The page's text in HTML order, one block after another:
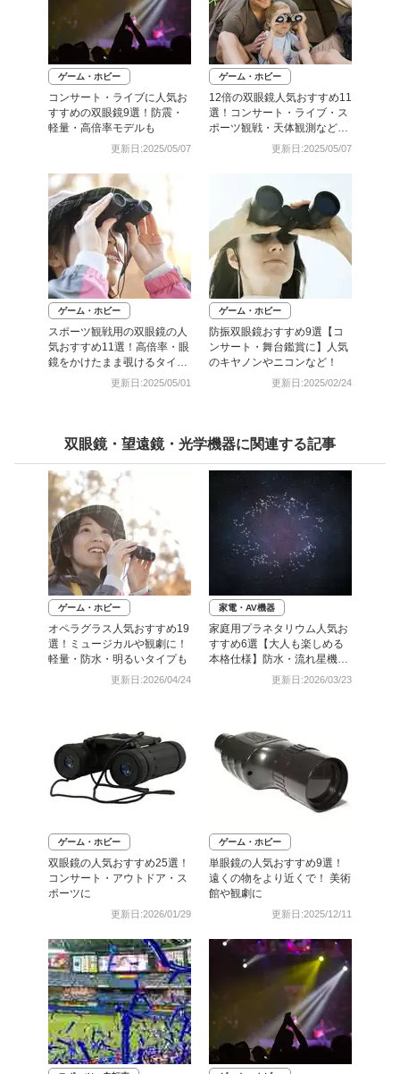
ゲーム・ホビー
コンサート・ライブに人気お
すすめの双眼鏡9選！防震・
軽量・高倍率モデルも
更新日:2025/05/07
ゲーム・ホビー
12倍の双眼鏡人気おすすめ11
選！コンサート・ライブ・ス
ポーツ観戦・天体観測などに
更新日:2025/05/07
ゲーム・ホビー
スポーツ観戦用の双眼鏡の人
気おすすめ11選！高倍率・眼
鏡をかけたまま覗けるタイプ
更新日:2025/05/01
ゲーム・ホビー
防振双眼鏡おすすめ9選【コ
ンサート・舞台鑑賞に】人気
のキヤノンやニコンなど！
更新日:2025/02/24
双眼鏡・望遠鏡・光学機器に関連する記事
ゲーム・ホビー
オペラグラス人気おすすめ19
選！ミュージカルや観劇に！
軽量・防水・明るいタイプも
更新日:2026/04/24
家電・AV機器
家庭用プラネタリウム人気お
すすめ6選【大人も楽しめる
本格仕様】防水・流れ星機能
更新日:2026/03/23
ゲーム・ホビー
双眼鏡の人気おすすめ25選！
コンサート・アウトドア・ス
ポーツに
更新日:2026/01/29
ゲーム・ホビー
単眼鏡の人気おすすめ9選！
遠くの物をより近くで！ 美術
館や観劇に
更新日:2025/12/11